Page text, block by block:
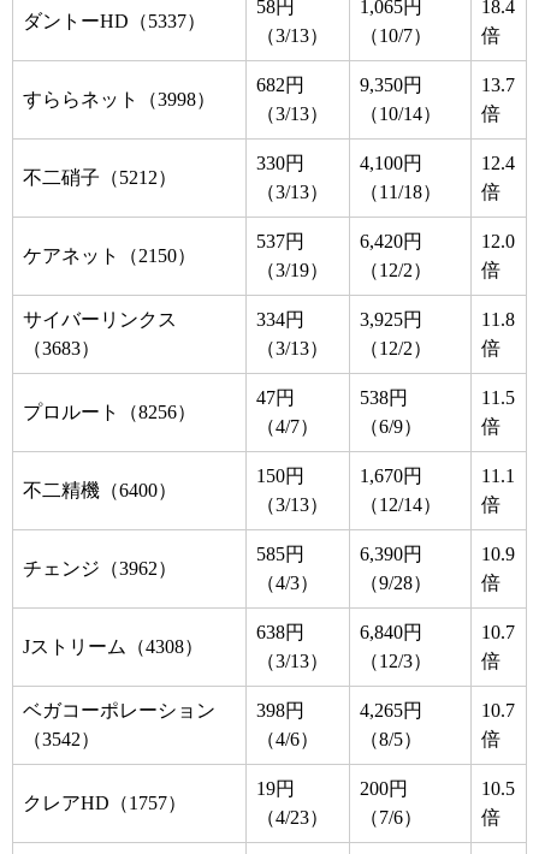
ダントーHD（5337）
58円
（3/13）
1,065円
（10/7）
18.4
倍
すららネット（3998）
682円
（3/13）
9,350円
（10/14）
13.7
倍
不二硝子（5212）
330円
（3/13）
4,100円
（11/18）
12.4
倍
ケアネット（2150）
537円
（3/19）
6,420円
（12/2）
12.0
倍
サイバーリンクス
（3683）
334円
（3/13）
3,925円
（12/2）
11.8
倍
プロルート（8256）
47円
（4/7）
538円
（6/9）
11.5
倍
不二精機（6400）
150円
（3/13）
1,670円
（12/14）
11.1
倍
チェンジ（3962）
585円
（4/3）
6,390円
（9/28）
10.9
倍
Jストリーム（4308）
638円
（3/13）
6,840円
（12/3）
10.7
倍
ベガコーポレーション
（3542）
398円
（4/6）
4,265円
（8/5）
10.7
倍
クレアHD（1757）
19円
（4/23）
200円
（7/6）
10.5
倍